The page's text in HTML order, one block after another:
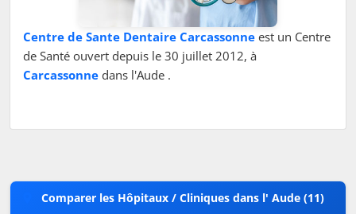
Centre de Sante Dentaire Carcassonne est un Centre
de Santé ouvert depuis le 30 juillet 2012, à
Carcassonne dans l'Aude .
Comparer les Hôpitaux / Cliniques dans l' Aude (11)